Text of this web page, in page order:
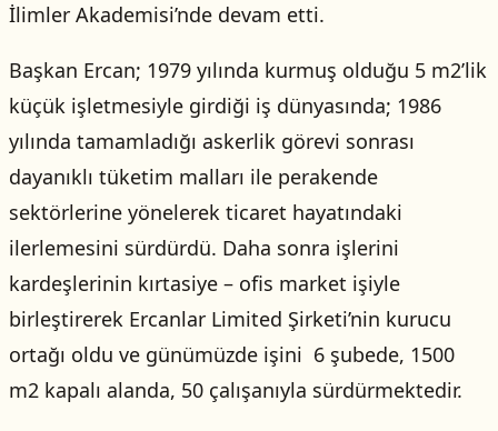
İlimler Akademisi’nde devam etti.
Başkan Ercan; 1979 yılında kurmuş olduğu 5 m2’lik
küçük işletmesiyle girdiği iş dünyasında; 1986
yılında tamamladığı askerlik görevi sonrası
dayanıklı tüketim malları ile perakende
sektörlerine yönelerek ticaret hayatındaki
ilerlemesini sürdürdü. Daha sonra işlerini
kardeşlerinin kırtasiye – ofis market işiyle
birleştirerek Ercanlar Limited Şirketi’nin kurucu
ortağı oldu ve günümüzde işini 6 şubede, 1500
m2 kapalı alanda, 50 çalışanıyla sürdürmektedir.